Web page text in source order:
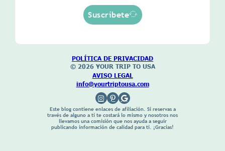
Suscríbete
POLÍTICA DE PRIVACIDAD
© 2026 YOUR TRIP TO USA
AVISO LEGAL
info@yourtriptousa.com
Este blog contiene enlaces de afiliación. Si reservas a
través de alguno a ti te costará lo mismo y nosotros nos
llevamos una comisión que nos ayuda a seguir
publicando información de calidad para ti. ¡Gracias!